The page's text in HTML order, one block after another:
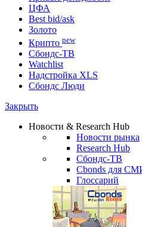
Портфель
Консенсусы
Поиск облигаций (ИИ)
Кривые доходности
ЦФА
Best bid/ask
Золото
Крипто new
Watchlist
Сбондс Люди
Новости & Research Hub
Новости рынка
Research Hub
Сбондс-ТВ
Cbonds для СМИ
Глоссарий